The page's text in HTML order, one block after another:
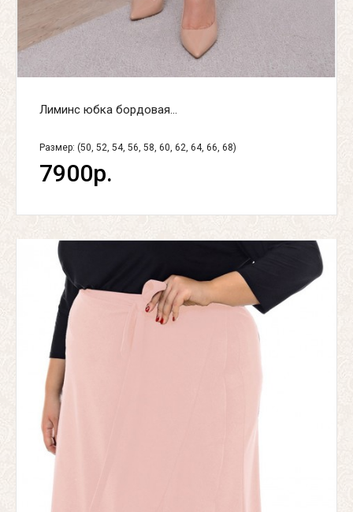
Лиминс юбка бордовая...
Размер: (50, 52, 54, 56, 58, 60, 62, 64, 66, 68)
7900р.